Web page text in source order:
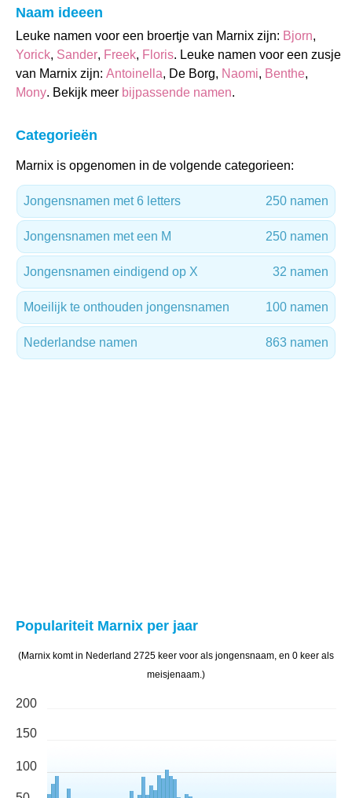
Naam ideeen
Leuke namen voor een broertje van Marnix zijn: Bjorn,
Yorick, Sander, Freek, Floris. Leuke namen voor een zusje
van Marnix zijn: Antoinella, De Borg, Naomi, Benthe,
Mony. Bekijk meer bijpassende namen.
Categorieën
Marnix is opgenomen in de volgende categorieen:
Jongensnamen met 6 letters 250 namen
Jongensnamen met een M 250 namen
Jongensnamen eindigend op X 32 namen
Moeilijk te onthouden jongensnamen 100 namen
Nederlandse namen 863 namen
Populariteit Marnix per jaar
(Marnix komt in Nederland 2725 keer voor als jongensnaam, en 0 keer als
meisjenaam.)
200
150
100